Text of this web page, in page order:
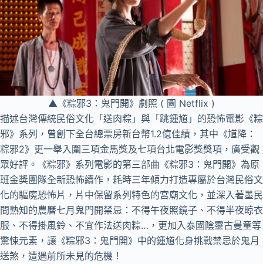
▲《粽邪3：鬼門開》劇照 ( 圖 Netflix )
描述台灣傳統民俗文化「送肉粽」與「跳鍾馗」的恐怖電影《粽
邪》系列，曾創下全台總票房新台幣1.2億佳績，其中《馗降：
粽邪2》更一舉入圍三項金馬獎及七項台北電影獎獎項，廣受觀
眾好評。《粽邪》系列電影的第三部曲《粽邪3：鬼門開》為原
班金獎團隊全新恐怖續作，耗時三年傾力打造專屬於台灣民俗文
化的驅魔恐怖片，片中保留系列特色的宮廟文化，並深入著墨民
間熟知的農曆七月鬼門開禁忌：不得午夜照鏡子、不得半夜晾衣
服、不得掛風鈴、不宜作法送肉粽…，更加入泰國陰靈古曼童等
驚悚元素，讓《粽邪3：鬼門開》中的鍾馗化身挑戰禁忌於鬼月
送煞，遭遇前所未見的危機！